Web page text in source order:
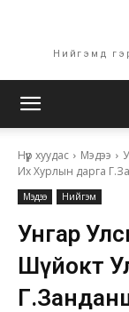
Нийгэмд
Нүүр хуудас Мэдээ
Их Хурлын дарга
Мэдээ Нийгэм
Унгар
Шүйокт